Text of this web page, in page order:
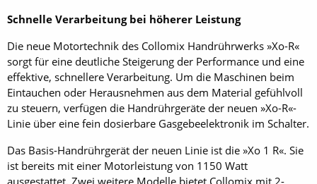
Schnelle Verarbeitung bei höherer Leistung
Die neue Motortechnik des Collomix Handrührwerks »Xo-R«
sorgt für eine deutliche Steigerung der Performance und eine
effektive, schnellere Verarbeitung. Um die Maschinen beim
Eintauchen oder Herausnehmen aus dem Material gefühlvoll
zu steuern, verfügen die Handrührgeräte der neuen »Xo-R«-
Linie über eine fein dosierbare Gasgebeelektronik im Schalter.
Das Basis-Handrührgerät der neuen Linie ist die »Xo 1 R«. Sie
ist bereits mit einer Motorleistung von 1150 Watt
ausgestattet. Zwei weitere Modelle bietet Collomix mit 2-